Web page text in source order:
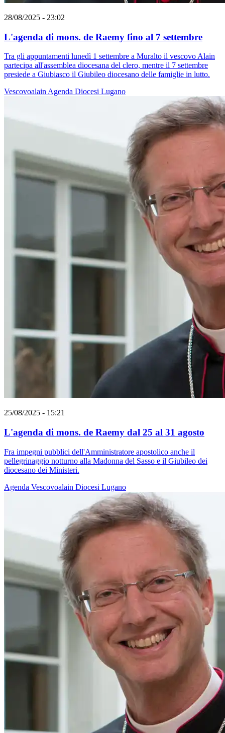
28/08/2025 - 23:02
L'agenda di mons. de Raemy fino al 7 settembre
Tra gli appuntamenti lunedì 1 settembre a Muralto il vescovo Alain
partecipa all'assemblea diocesana del clero, mentre il 7 settembre
presiede a Giubiasco il Giubileo diocesano delle famiglie in lutto.
VescovoalainAgenda Diocesi Lugano
25/08/2025 - 15:21
L'agenda di mons. de Raemy dal 25 al 31 agosto
Fra impegni pubblici dell'Amministratore apostolico anche il
pellegrinaggio notturno alla Madonna del Sasso e il Giubileo dei
diocesano dei Ministeri.
Agenda Vescovoalain Diocesi Lugano